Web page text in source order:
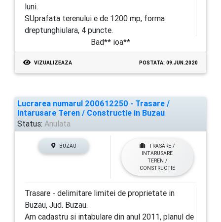
luni.
SUprafata terenului e de 1200 mp, forma
dreptunghiulara, 4 puncte.
Bad** ioa**
VIZUALIZEAZA POSTATA: 09.JUN.2020
Lucrarea numarul 200612250 - Trasare /
Intarusare Teren / Constructie in Buzau
Status: Anulata
BUZAU
TRASARE /
INTARUSARE
TEREN /
CONSTRUCTIE
Trasare - delimitare limitei de proprietate in
Buzau, Jud. Buzau.
Am cadastru si intabulare din anul 2011, planul de